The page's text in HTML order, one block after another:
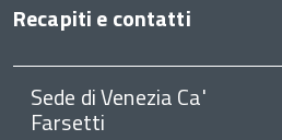
Recapiti e contatti
Sede di Venezia Ca'
Farsetti